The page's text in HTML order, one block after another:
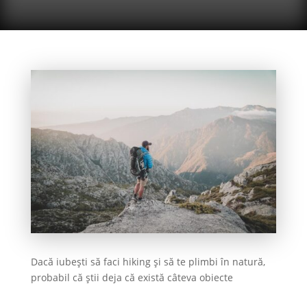
Dacă iubești să faci hiking și să te plimbi în natură,
probabil că știi deja că există câteva obiecte